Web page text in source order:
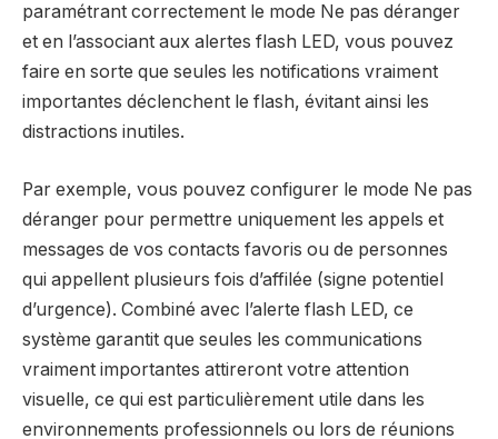
paramétrant correctement le mode Ne pas déranger
et en l’associant aux alertes flash LED, vous pouvez
faire en sorte que seules les notifications vraiment
importantes déclenchent le flash, évitant ainsi les
distractions inutiles.
Par exemple, vous pouvez configurer le mode Ne pas
déranger pour permettre uniquement les appels et
messages de vos contacts favoris ou de personnes
qui appellent plusieurs fois d’affilée (signe potentiel
d’urgence). Combiné avec l’alerte flash LED, ce
système garantit que seules les communications
vraiment importantes attireront votre attention
visuelle, ce qui est particulièrement utile dans les
environnements professionnels ou lors de réunions